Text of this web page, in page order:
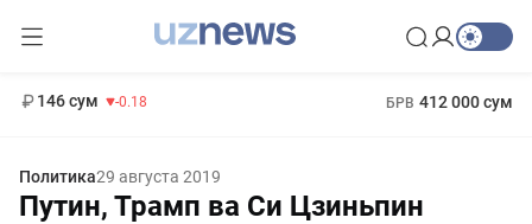
146 сум -0.18 БРВ 412 000 сум
Политика29 августа 2019
Путин, Трамп ва Си Цзиньпин